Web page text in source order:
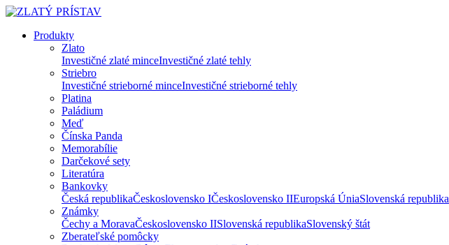
Produkty
Zlato
Investičné zlaté minceInvestičné zlaté tehly
Striebro
Investičné strieborné minceInvestičné strieborné tehly
Platina
Paládium
Meď
Čínska Panda
Memorabílie
Darčekové sety
Literatúra
Bankovky
Česká republikaČeskoslovensko IČeskoslovensko IIEuropská ÚniaSlovenská republika
Známky
Čechy a MoravaČeskoslovensko IISlovenská republikaSlovenský štát
Zberateľské pomôcky